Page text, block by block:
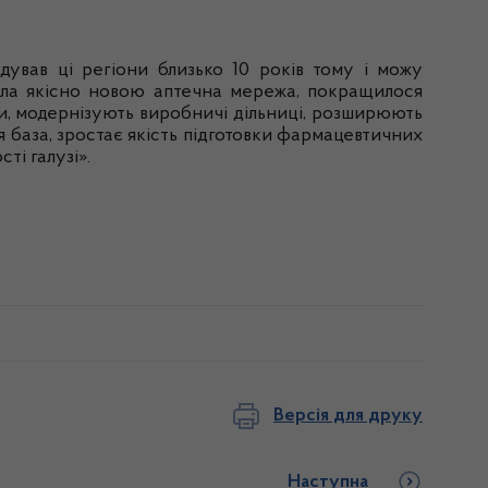
ці регіони близько 10 років тому і можу
якісно новою аптечна мережа, покращилося
, модернізують виробничі дільниці, розширюють
база, зростає якість підготовки фармацевтичних
галузі».
Версія для друку
Наступна